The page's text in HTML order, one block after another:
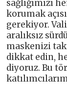
sağlığımızı
korumak
gerekiyor.
aralıksız
maskenizi
dikkat edin,
diyoruz. Bu